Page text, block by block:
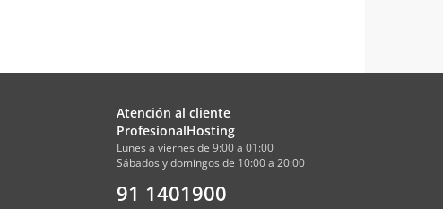
Atención al cliente
ProfesionalHosting
Lunes a viernes de 9:00 a 01:00
Sábados y domingos de 10:00 a 20:00
91 1401900